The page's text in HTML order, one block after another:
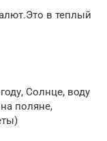
в теплый
Солнце, воду
поляне,